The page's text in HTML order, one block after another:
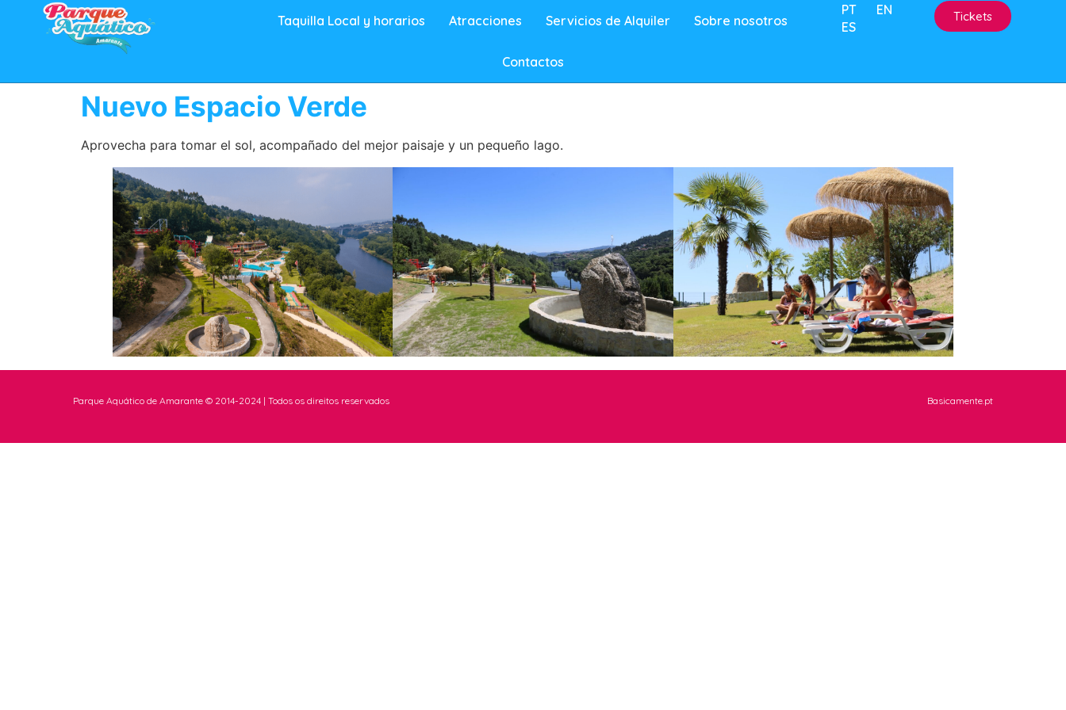
Taquilla Local y horarios Atracciones Servicios de Alquiler Sobre nosotros
Contactos
PT
EN
ES
Tickets
Nuevo Espacio Verde
Aprovecha para tomar el sol, acompañado del mejor paisaje y un pequeño lago.
Parque Aquático de Amarante © 2014-2024 | Todos os direitos reservados Basicamente.pt